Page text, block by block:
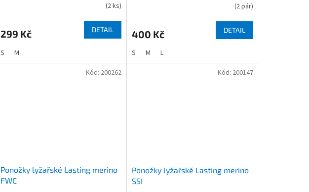
(2 ks)
299 Kč DETAIL
S M
(2 pár)
400 Kč DETAIL
S M L
Ponožky lyžařské Lasting merino
FWC
Kód: 200262
Ponožky lyžařské Lasting merino
SSI
Kód: 200147